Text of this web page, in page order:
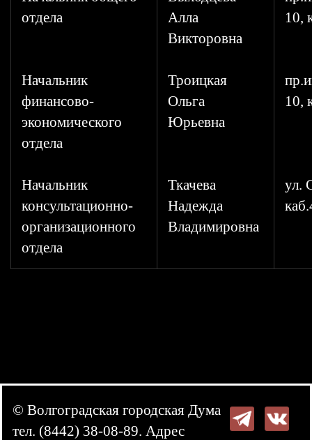
отдела
Алла
Викторовна
10,
Начальник
финансово-
экономического
отдела
Троицкая
Ольга
Юрьевна
10,
Начальник
консультационно-
организационного
отдела
Ткачева
Надежда
Владимировна
ул.
© Волгоградская городская Дума
тел. (8442) 38-08-89. Адрес